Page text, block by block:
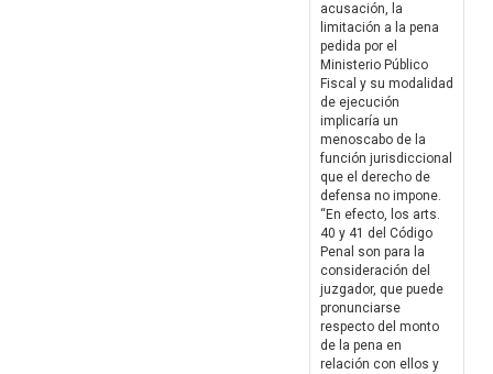
acusación, la
limitación a la pena
pedida por el
Ministerio Público
Fiscal y su modalidad
de ejecución
implicaría un
menoscabo de la
función jurisdiccional
que el derecho de
defensa no impone.
“En efecto, los arts.
40 y 41 del Código
Penal son para la
consideración del
juzgador, que puede
pronunciarse
respecto del monto
de la pena en
relación con ellos y